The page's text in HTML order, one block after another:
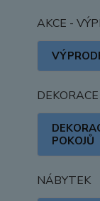
AKCE -
POKOJŮ
NÁBYTEK